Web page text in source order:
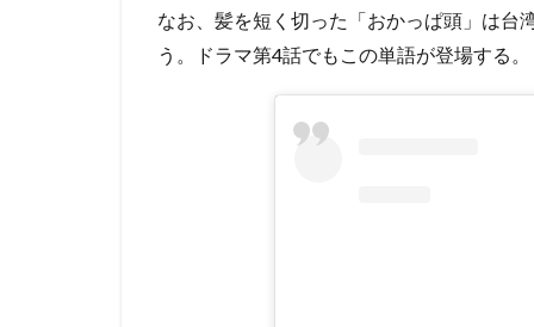
なお、髪を短く切った「おかっぱ頭」は台
う。ドラマ第4話でもこの単語が登場する。